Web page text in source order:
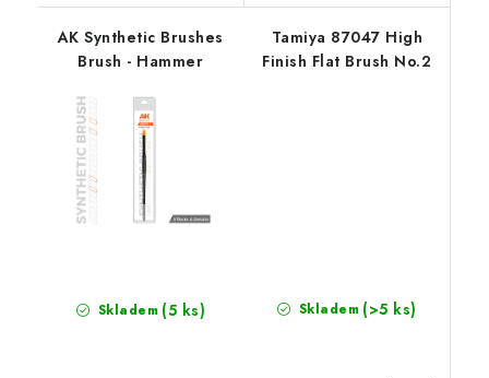
AK Synthetic Brushes
Brush - Hammer
Skladem (5 ks)
Tamiya 87047 High
Finish Flat Brush No.2
Skladem (>5 ks)